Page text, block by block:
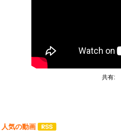
共有:
人気の動画